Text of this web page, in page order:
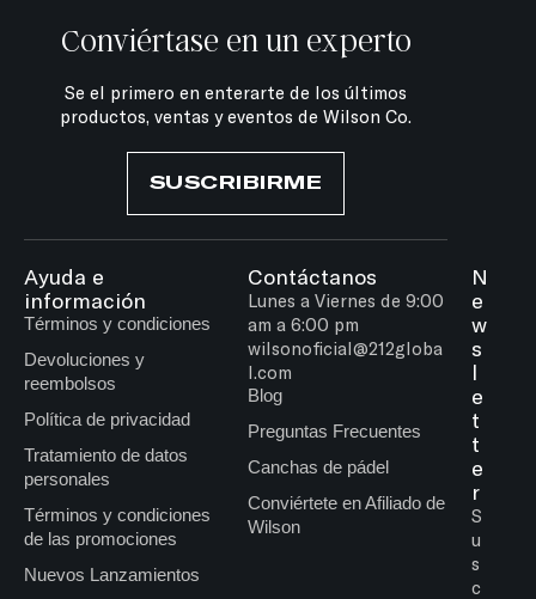
Conviértase en un experto
Se el primero en enterarte de los últimos
productos, ventas y eventos de Wilson Co.
SUSCRIBIRME
Ayuda e
información
Términos y condiciones
Devoluciones y
reembolsos
Política de privacidad
Tratamiento de datos
personales
Términos y condiciones
de las promociones
Nuevos Lanzamientos
Contáctanos
Lunes a Viernes de 9:00
am a 6:00 pm
wilsonoficial@212globa
l.com
Blog
Preguntas Frecuentes
Canchas de pádel
Conviértete en Afiliado de
Wilson
N
e
w
s
l
e
t
t
e
r
S
u
s
c